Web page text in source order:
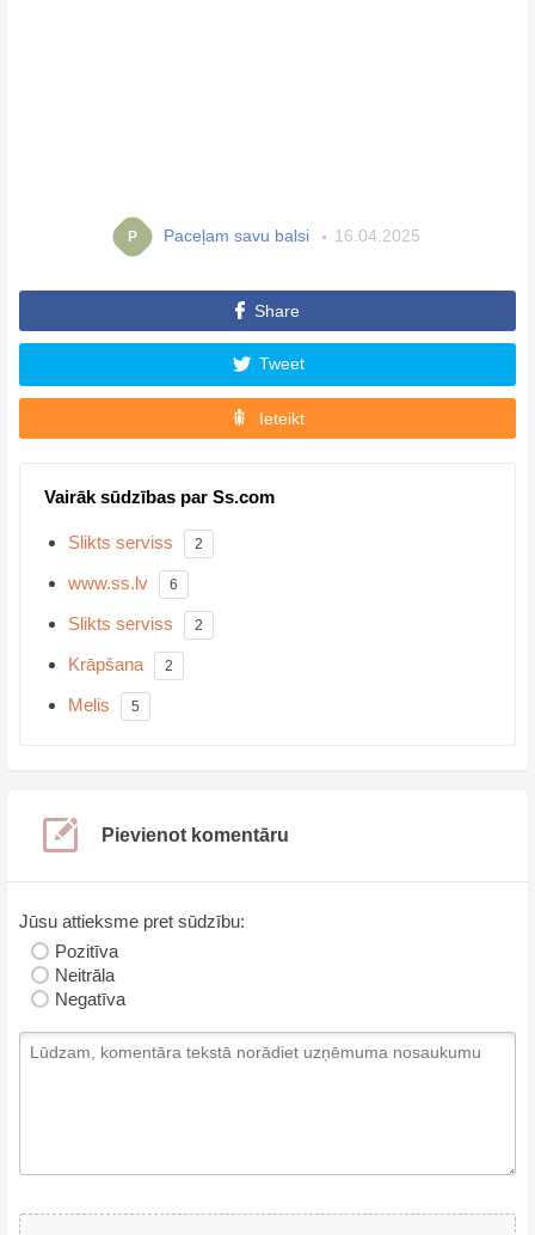
P Paceļam savu balsi 16.04.2025
Share
Tweet
Ieteikt
Vairāk sūdzības par Ss.com
Slikts serviss 2
www.ss.lv 6
Slikts serviss 2
Krāpšana 2
Melis 5
Pievienot komentāru
Jūsu attieksme pret sūdzību:
Pozitīva
Neitrāla
Negatīva